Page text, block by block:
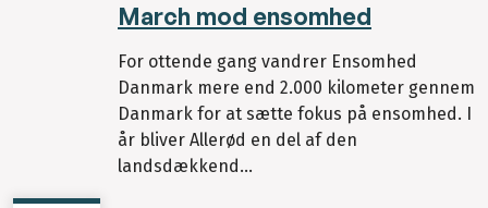
March mod ensomhed
For ottende gang vandrer Ensomhed
Danmark mere end 2.000 kilometer gennem
Danmark for at sætte fokus på ensomhed. I
år bliver Allerød en del af den
landsdækkend...